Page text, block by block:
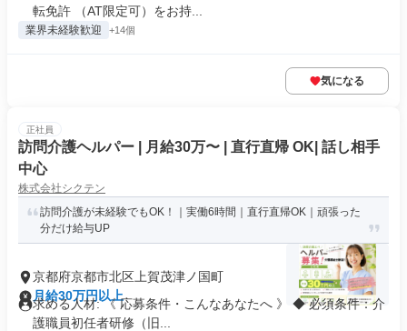
転免許 （AT限定可）をお持...
業界未経験歓迎 +14個
気になる
正社員
訪問介護ヘルパー | 月給30万〜 | 直行直帰 OK| 話し相手
中心
株式会社シクテン
訪問介護が未経験でもOK！｜実働6時間｜直行直帰OK｜頑張った
分だけ給与UP
京都府京都市北区上賀茂津ノ国町
月給30万円以上
求める人材: 《 応募条件・こんなあなたへ 》 ◆ 必須条件：介
護職員初任者研修（旧...